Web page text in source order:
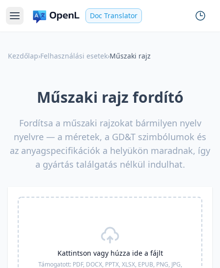
Doc Translator
Kezdőlap›Felhasználási esetek›Műszaki rajz
Műszaki rajz fordító
Fordítsa a műszaki rajzokat bármilyen nyelv
nyelvre — a méretek, a GD&T szimbólumok és
az anyagspecifikációk a helyükön maradnak, így
a gyártás találgatás nélkül indulhat.
Kattintson vagy húzza ide a fájlt
Támogatott: PDF, DOCX, PPTX, XLSX, EPUB, PNG, JPG,